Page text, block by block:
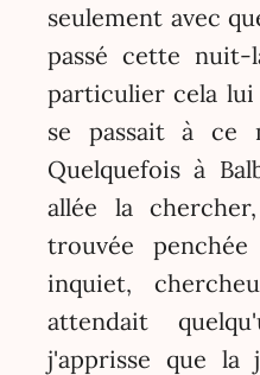
seulement avec
passé cette nuit-
particulier cela
se passait à ce
Quelquefois à
allée la
trouvée
inquiet,
attendait
j'apprisse que la